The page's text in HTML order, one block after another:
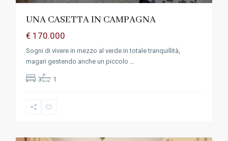
UNA CASETTA IN CAMPAGNA
€ 170.000
Sogni di vivere in mezzo al verde in totale tranquillità,
magari gestendo anche un piccolo ...
3 1